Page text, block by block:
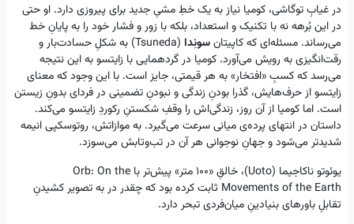
در غیابِ توگاشی، کومیا نیاز به یک خطِ مشیِ جدید برای پیروزی دارد. او حتی
در این بُرهه نه با تکنیک و استعداد، بلکه با زور و فشار خود را به پایانِ خط
می‌رساند. مسئله‌ای که کاپیتانسونِدا
(Tsuneda) به شکلِ حسادت‌بار و
رقت‌انگیزی به رویش می‌آورد. کومیا در گردهمایی با زایتسو به این نتیجه
می‌رسد که کسبِ «افتخار» به هر قیمتی، جایز است. با این وجود که معنای
زایتسو از حرف‌هایش، گذرا بودنِ زندگی و نبودنِ تضمینی در فردای بدونِ زیستن
است. اما کومیا از آن روز، زندگی‌اش را وقفِ شکستنِ رکوردِ زایتسو می‌کند.
داستان در انتهای پرده‌ی میانی سرعت می‌گیرد. به موازاتش، روتوسکپی انیمه
شدیدتر می‌شود و جهانِ نوجوانی هر آن در تب‌‌وتابش می‌سوزد.
یوئوتو ناکاجیما (Uoto)، خالقِ «۱۰۰ متر» پیش‌تر با Orb: On the
Movements of the Earth ثابت کرده بود که چقدر در به تصویر کشیدنِ
تقابلِ باورهای بنیادینِ میان‌فردی تبحر دارد.